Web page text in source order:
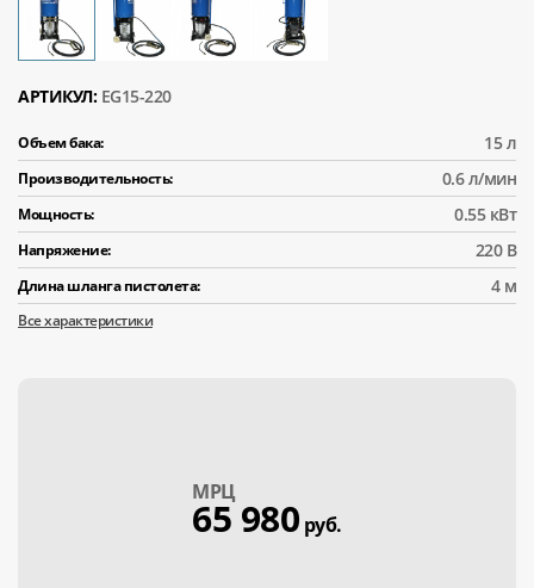
АРТИКУЛ: EG15-220
Объем бака: 15 л
Производительность: 0.6 л/мин
Мощность: 0.55 кВт
Напряжение: 220 В
Длина шланга пистолета: 4 м
Все характеристики
МPЦ
65 980 руб.